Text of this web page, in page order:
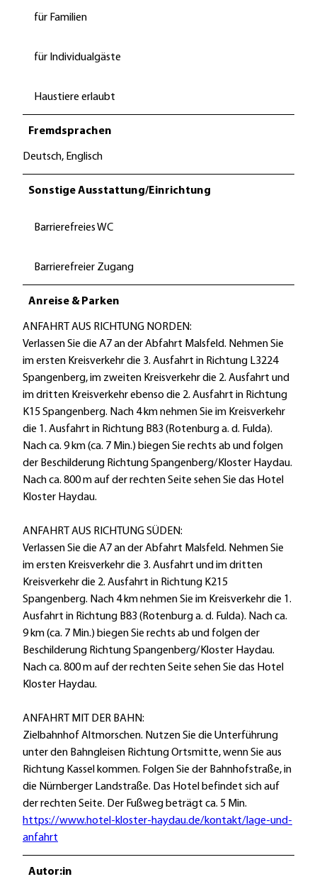
für Familien
für Individualgäste
Haustiere erlaubt
Fremdsprachen
Deutsch, Englisch
Sonstige Ausstattung/Einrichtung
Barrierefreies WC
Barrierefreier Zugang
Anreise & Parken
ANFAHRT AUS RICHTUNG NORDEN:
Verlassen Sie die A7 an der Abfahrt Malsfeld. Nehmen Sie
im ersten Kreisverkehr die 3. Ausfahrt in Richtung L3224
Spangenberg, im zweiten Kreisverkehr die 2. Ausfahrt und
im dritten Kreisverkehr ebenso die 2. Ausfahrt in Richtung
K15 Spangenberg. Nach 4 km nehmen Sie im Kreisverkehr
die 1. Ausfahrt in Richtung B83 (Rotenburg a. d. Fulda).
Nach ca. 9 km (ca. 7 Min.) biegen Sie rechts ab und folgen
der Beschilderung Richtung Spangenberg/Kloster Haydau.
Nach ca. 800 m auf der rechten Seite sehen Sie das Hotel
Kloster Haydau.
ANFAHRT AUS RICHTUNG SÜDEN:
Verlassen Sie die A7 an der Abfahrt Malsfeld. Nehmen Sie
im ersten Kreisverkehr die 3. Ausfahrt und im dritten
Kreisverkehr die 2. Ausfahrt in Richtung K215
Spangenberg. Nach 4 km nehmen Sie im Kreisverkehr die 1.
Ausfahrt in Richtung B83 (Rotenburg a. d. Fulda). Nach ca.
9 km (ca. 7 Min.) biegen Sie rechts ab und folgen der
Beschilderung Richtung Spangenberg/Kloster Haydau.
Nach ca. 800 m auf der rechten Seite sehen Sie das Hotel
Kloster Haydau.
ANFAHRT MIT DER BAHN:
Zielbahnhof Altmorschen. Nutzen Sie die Unterführung
unter den Bahngleisen Richtung Ortsmitte, wenn Sie aus
Richtung Kassel kommen. Folgen Sie der Bahnhofstraße, in
die Nürnberger Landstraße. Das Hotel befindet sich auf
der rechten Seite. Der Fußweg beträgt ca. 5 Min.
https://www.hotel-kloster-haydau.de/kontakt/lage-und-
anfahrt
Autor:in